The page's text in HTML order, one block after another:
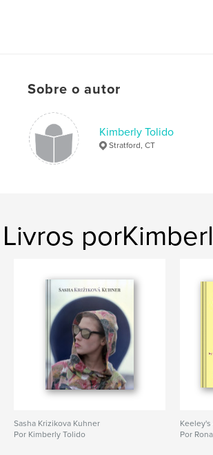
Sobre o autor
Kimberly Tolido
Stratford, CT
Livros
Sasha Krizikova Kuhner
Por Kimberly Tolido
Keeley's
Por